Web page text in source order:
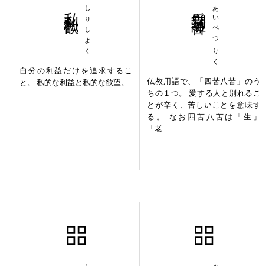
しりしよく
自分の利益だけを追求するこ
と。 私的な利益と私的な欲望。
あいべつりく
仏教用語で、「四苦八苦」のう
ちの１つ。 愛する人と別れるこ
とが辛く、苦しいことを意味
る。 なお四苦八苦は「生」
「老...